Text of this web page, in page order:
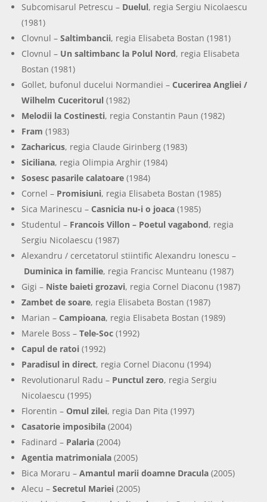
Subcomisarul Petrescu – Duelul, regia Sergiu Nicolaescu
(1981)
Clovnul –Saltimbancii, regia Elisabeta Bostan (1981)
Clovnul – Un saltimbanc la Polul Nord, regia Elisabeta
Bostan (1981)
Gollet, bufonul ducelui Normandiei – Cucerirea Angliei /
Wilhelm Cuceritorul (1982)
Melodii la Costinesti, regia Constantin Paun (1982)
Fram (1983)
Zacharicus, regia Claude Girinberg (1983)
Siciliana, regia Olimpia Arghir (1984)
Sosesc pasarile calatoare (1984)
Cornel – Promisiuni, regia Elisabeta Bostan (1985)
Sica Marinescu – Casnicia nu-i o joaca (1985)
Studentul – Francois Villon – Poetul vagabond, regia
Sergiu Nicolaescu (1987)
Alexandru / cercetatorul stiintific Alexandru Ionescu –
Duminica in familie, regia Francisc Munteanu (1987)
Gigi – Niste baieti grozavi, regia Cornel Diaconu (1987)
Zambet de soare, regia Elisabeta Bostan (1987)
Marian – Campioana, regia Elisabeta Bostan (1989)
Marele Boss –Tele-Soc (1992)
Capul de ratoi (1992)
Paradisul in direct, regia Cornel Diaconu (1994)
Revolutionarul Radu – Punctul zero, regia Sergiu
Nicolaescu (1995)
Florentin – Omul zilei, regia Dan Pita (1997)
Casatorie imposibila (2004)
Fadinard – Palaria (2004)
Agentia matrimoniala (2005)
Bica Moraru –Amantul marii doamne Dracula (2005)
Alecu –Secretul Mariei (2005)